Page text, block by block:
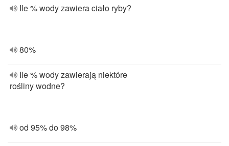
Ile % wody zawiera ciało ryby?
80%
Ile % wody zawierają niektóre
rośliny wodne?
od 95% do 98%